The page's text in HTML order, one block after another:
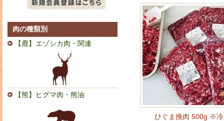
肉の種類別
【鹿】エゾシカ肉・関連
【熊】ヒグマ肉・熊油
ひぐま挽肉 500g ※